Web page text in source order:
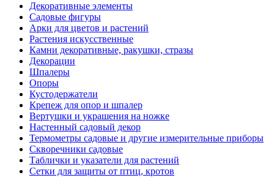
Декоративные элементы
Садовые фигуры
Арки для цветов и растений
Растения искусственные
Камни декоративные, ракушки, стразы
Декорации
Шпалеры
Опоры
Кустодержатели
Крепеж для опор и шпалер
Вертушки и украшения на ножке
Настенный садовый декор
Термометры садовые и другие измерительные приборы
Скворечники садовые
Таблички и указатели для растений
Сетки для защиты от птиц, кротов